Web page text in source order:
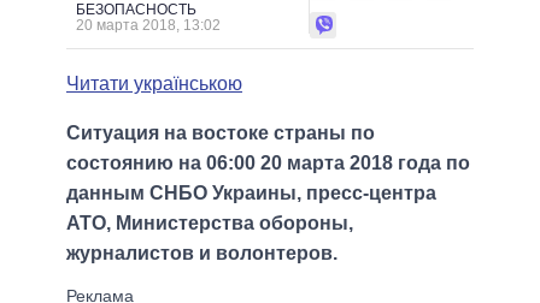
КАБИНЕТ МИНИСТРОВ
ГЛАВЫ ОБЛАДМИНИСТРАЦИЙ
МЭРЫ
ПОДДЕРЖАТЬ
СРАВНЕНИЕ ПОЛИТИКОВ
БЕЗОПАСНОСТЬ
20 марта 2018, 13:02
Читати українською
Ситуация на востоке страны по
состоянию на 06:00 20 марта 2018 года по
данным СНБО Украины, пресс-центра
АТО, Министерства обороны,
журналистов и волонтеров.